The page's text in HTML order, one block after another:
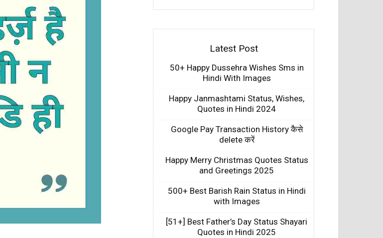
Latest Post
50+ Happy Dussehra Wishes Sms in
Hindi With Images
Happy Janmashtami Status, Wishes,
Quotes in Hindi 2024
Google Pay Transaction History कैसे
delete करें
Happy Merry Christmas Quotes Status
and Greetings 2025
500+ Best Barish Rain Status in Hindi
with Images
[51+] Best Father’s Day Status Shayari
Quotes in Hindi 2025